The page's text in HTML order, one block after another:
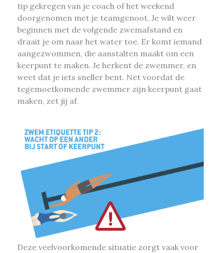
tip gekregen van je coach of het weekend
doorgenomen met je teamgenoot. Je wilt weer
beginnen met de volgende zwemafstand en
draait je om naar het water toe. Er komt iemand
aangezwommen, die aanstalten maakt om een
keerpunt te maken. Je herkent de zwemmer, en
weet dat je iets sneller bent. Net voordat de
tegemoetkomende zwemmer zijn keerpunt gaat
maken, zet jij af.
Deze veelvoorkomende situatie zorgt vaak voor